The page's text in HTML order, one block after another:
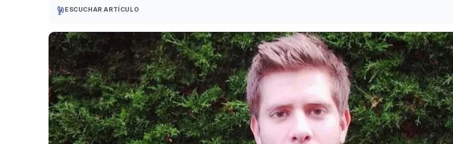
ESCUCHAR ARTÍCULO